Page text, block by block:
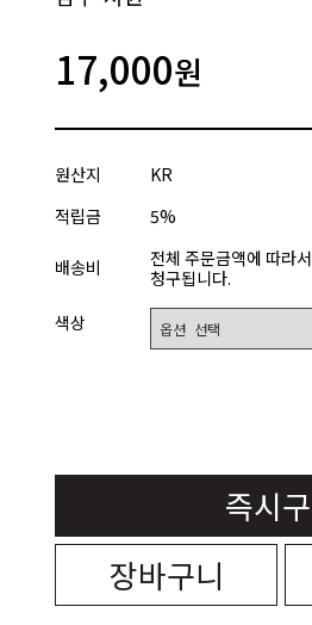
17,000원
원산지
KR
적립금
5%
배송비
전체 주문금액에 따라
청구됩니다.
색상
즉시
장바구니